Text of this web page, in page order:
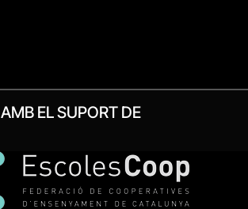
AMB EL SUPORT DE